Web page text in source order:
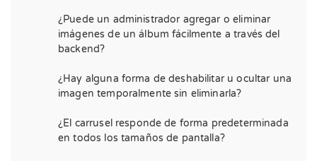
¿Puede un administrador agregar o eliminar
imágenes de un álbum fácilmente a través del
backend?
¿Hay alguna forma de deshabilitar u ocultar una
imagen temporalmente sin eliminarla?
¿El carrusel responde de forma predeterminada
en todos los tamaños de pantalla?